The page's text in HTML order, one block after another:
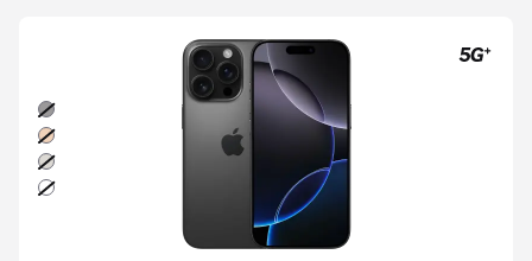
Noir
Sable
Naturel
Blanc